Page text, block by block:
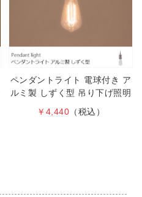
ペンダントライト 電球付き ア
ルミ製 しずく型 吊り下げ照明
￥4,440 （税込）